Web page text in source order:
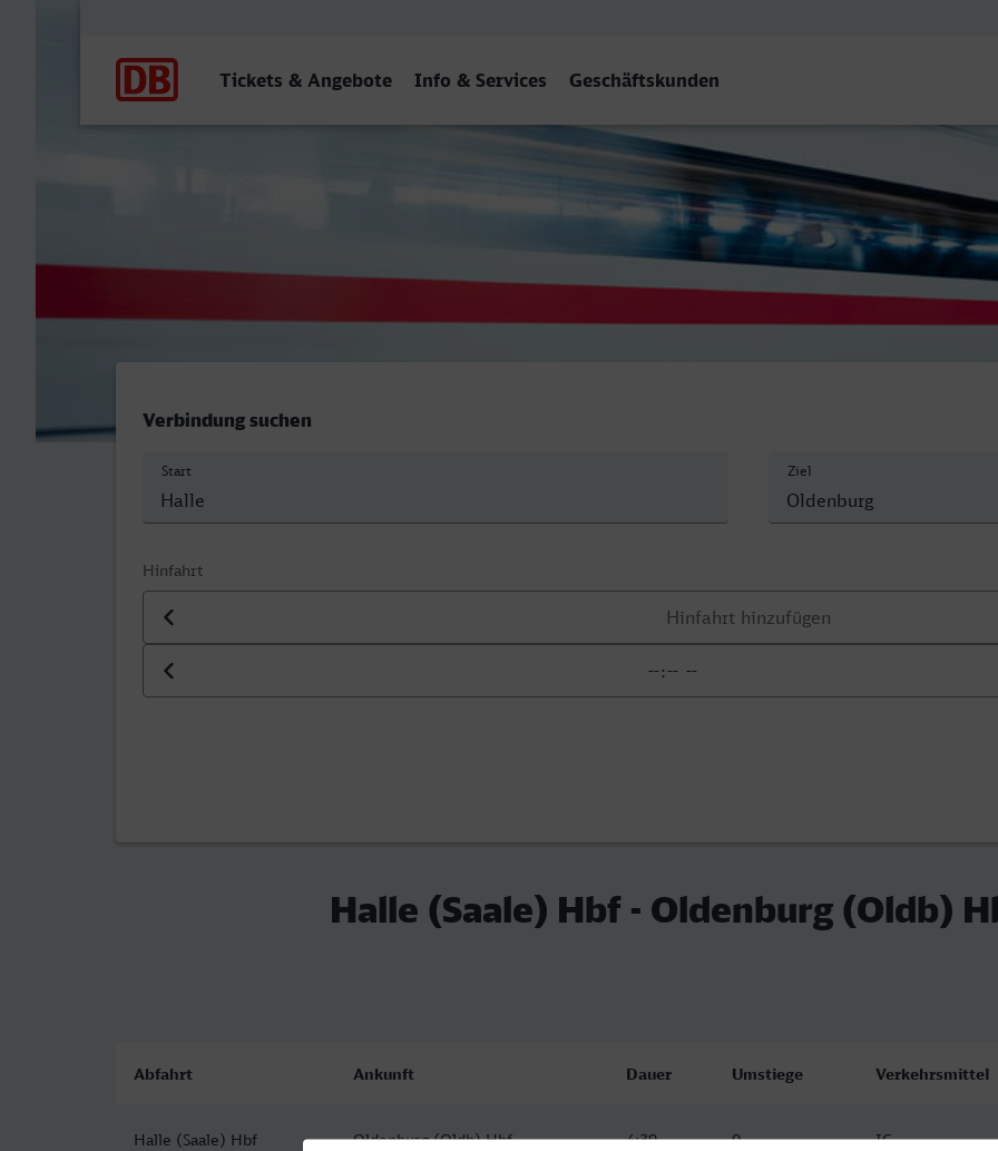
Tickets & Angebote Info & Services Geschäftskunden
Halle (Saale) Hbf - Oldenburg (Oldb) Hbf
Verbindung suchen
Start Ziel
Hinfahrt
Datum der Hinfahrt
Uhrzeit der Hinfahrt
Halle (Saale) Hbf - Oldenburg (Oldb)
Abfahrt Ankunft Dauer Umstiege Verkehrsmittel
Halle (Saale) Hbf
Oldenburg (Oldb) Hbf
4:39 0 IC